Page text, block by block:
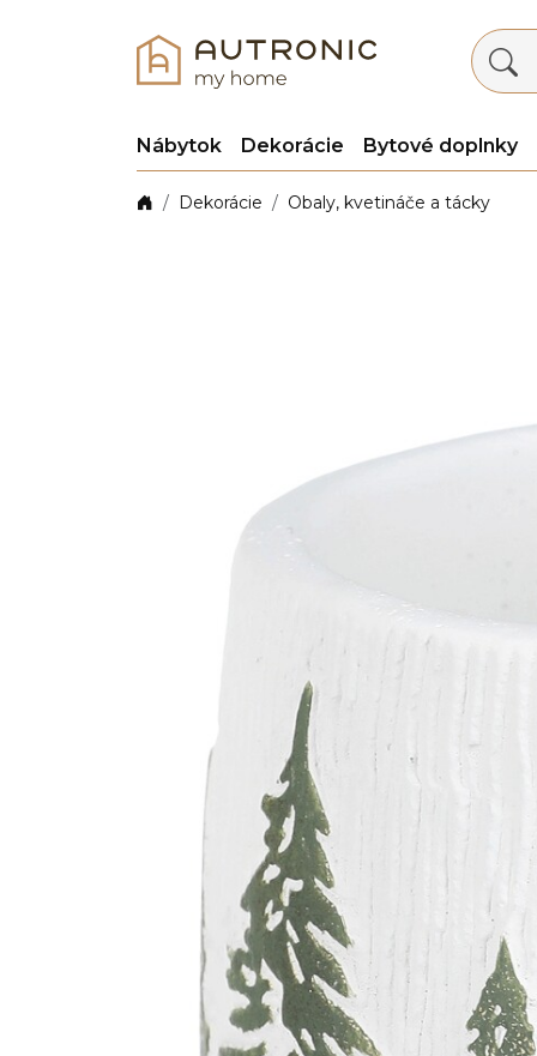
Nábytok Dekorácie Bytové doplnky
Dekorácie Obaly, kvetináče a tácky